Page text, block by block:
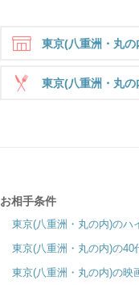
東京(八重洲・丸
関東エリア最大規模の会場で運命
東京(八重洲・丸
6対6～｜食事・ドリンク付きグ
お相手条件
東京(八重洲・丸の内)のハ
東京(八重洲・丸の内)の40
東京(八重洲・丸の内)の映